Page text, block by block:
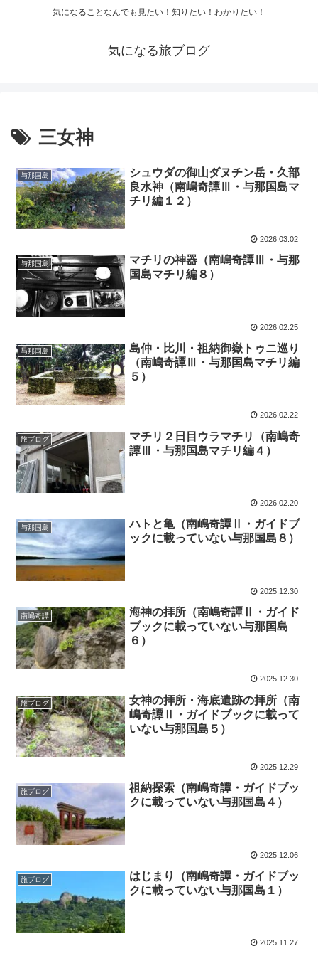
気になることなんでも見たい！知りたい！わかりたい！
気になる旅ブログ
三女神
与那国島
シュウダの御山ダヌチン岳・久部
良水神（南嶋奇譚Ⅲ・与那国島マ
チリ編１２）
2026.03.02
与那国島
マチリの神器（南嶋奇譚Ⅲ・与那
国島マチリ編８）
2026.02.25
与那国島
島仲・比川・祖納御嶽トゥニ巡り
（南嶋奇譚Ⅲ・与那国島マチリ編
５）
2026.02.22
旅ブログ
マチリ２日目ウラマチリ（南嶋奇
譚Ⅲ・与那国島マチリ編４）
2026.02.20
与那国島
ハトと亀（南嶋奇譚Ⅱ・ガイドブ
ックに載っていない与那国島８）
2025.12.30
南嶋奇譚
海神の拝所（南嶋奇譚Ⅱ・ガイド
ブックに載っていない与那国島
６）
2025.12.30
旅ブログ
女神の拝所・海底遺跡の拝所（南
嶋奇譚Ⅱ・ガイドブックに載って
いない与那国島５）
2025.12.29
旅ブログ
祖納探索（南嶋奇譚・ガイドブッ
クに載っていない与那国島４）
2025.12.06
旅ブログ
はじまり（南嶋奇譚・ガイドブッ
クに載っていない与那国島１）
2025.11.27